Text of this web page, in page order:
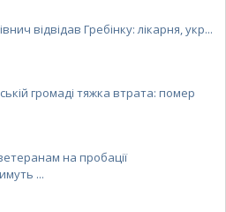
відвідав Гребінку: лікарня, укр...
громаді тяжка втрата: помер
на пробації
...